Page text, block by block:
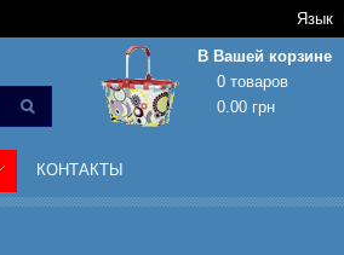
Язык
В Вашей корзине
0 товаров
0.00 грн
Корзина покупок пуста!
КОНТАКТЫ